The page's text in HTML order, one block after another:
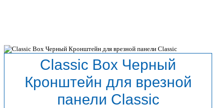
Classic Box Черный
Кронштейн для врезной
панели Classic